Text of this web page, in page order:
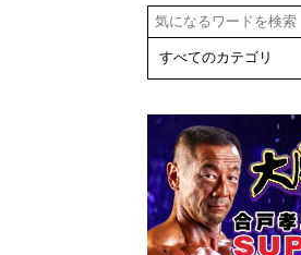
CHAMPIONSHIPS
2023【結果】